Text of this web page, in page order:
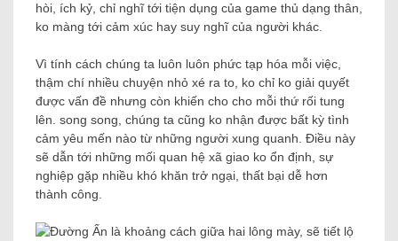
hòi, ích kỷ, chỉ nghĩ tới tiện dụng của game thủ dạng thân,
ko màng tới cảm xúc hay suy nghĩ của người khác.
Vì tính cách chúng ta luôn luôn phức tạp hóa mỗi việc,
thậm chí nhiều chuyện nhỏ xé ra to, ko chỉ ko giải quyết
được vấn đề nhưng còn khiến cho cho mỗi thứ rối tung
lên. song song, chúng ta cũng ko nhận được bất kỳ tình
cảm yêu mến nào từ những người xung quanh. Điều này
sẽ dẫn tới những mối quan hệ xã giao ko ổn định, sự
nghiệp gặp nhiều khó khăn trở ngại, thất bại dễ hơn
thành công.